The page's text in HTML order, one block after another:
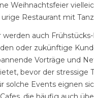
Weihnachtsfeier
Restaurant mit
auch
oder zukünftige
Vorträge und
bevor der stressige
solche Events eignen